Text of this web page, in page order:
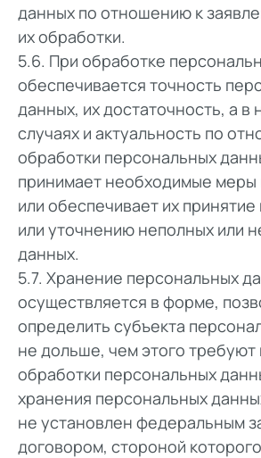
данных по отношению к
их обработки.
5.6. При обработке
обеспечивается точность
данных, их достаточность, а в
случаях и актуальность по
обработки персональных
принимает необходимые меры
или обеспечивает их
или уточнению неполных или
данных.
5.7. Хранение персональных
осуществляется в форме,
определить субъекта
не дольше, чем этого требуют
обработки персональных
хранения персональных
не установлен федеральным
договором, стороной